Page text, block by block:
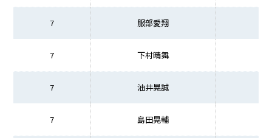
7 服部愛翔
7 下村晴舞
7 油井晃誠
7 島田晃輔